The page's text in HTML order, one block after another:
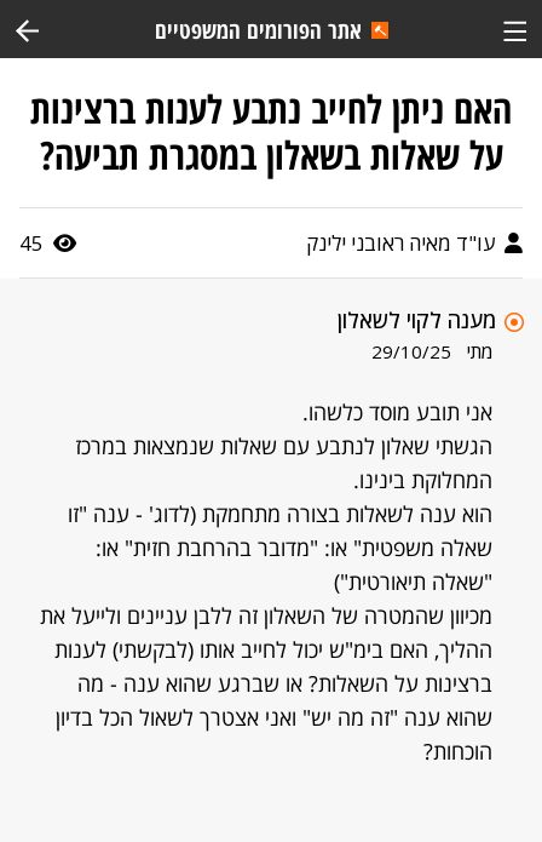
אתר הפורומים המשפטיים
האם ניתן לחייב נתבע לענות ברצינות
על שאלות בשאלון במסגרת תביעה?
עו"ד מאיה ראובני ילינק 45
מענה לקוי לשאלון
מתי 29/10/25
אני תובע מוסד כלשהו.
הגשתי שאלון לנתבע עם שאלות שנמצאות במרכז
המחלוקת בינינו.
הוא ענה לשאלות בצורה מתחמקת (לדוג' - ענה "זו
שאלה משפטית" או: "מדובר בהרחבת חזית" או:
"שאלה תיאורטית")
מכיוון שהמטרה של השאלון זה ללבן עניינים ולייעל את
ההליך, האם בימ"ש יכול לחייב אותו (לבקשתי) לענות
ברצינות על השאלות? או שברגע שהוא ענה - מה
שהוא ענה "זה מה יש" ואני אצטרך לשאול הכל בדיון
הוכחות?